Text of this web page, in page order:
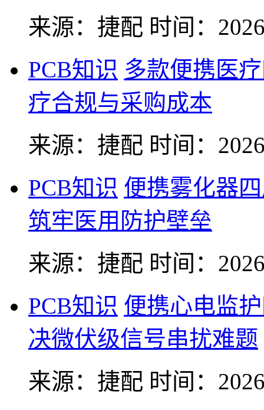
来源：捷配 时间：
PCB知识 多款便携医
疗合规与采购成本
来源：捷配 时间：
PCB知识 便携雾化器
筑牢医用防护壁垒
来源：捷配 时间：
PCB知识 便携心电监
决微伏级信号串扰难题
来源：捷配 时间：